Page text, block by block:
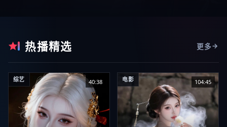
热播精选 更多
综艺 40:38 电影 104:45